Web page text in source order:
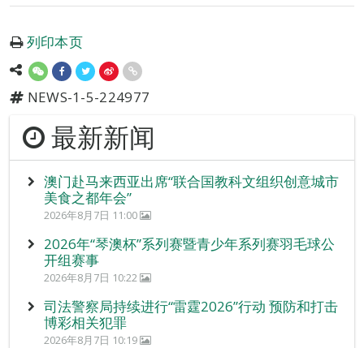
列印本页
NEWS-1-5-224977
最新新闻
澳门赴马来西亚出席“联合国教科文组织创意城市
美食之都年会”
2026年8月7日 11:00
2026年“琴澳杯”系列赛暨青少年系列赛羽毛球公
开组赛事
2026年8月7日 10:22
司法警察局持续进行“雷霆2026”行动 预防和打击
博彩相关犯罪
2026年8月7日 10:19